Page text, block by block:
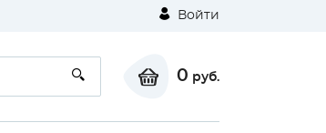
Войти
0 руб.